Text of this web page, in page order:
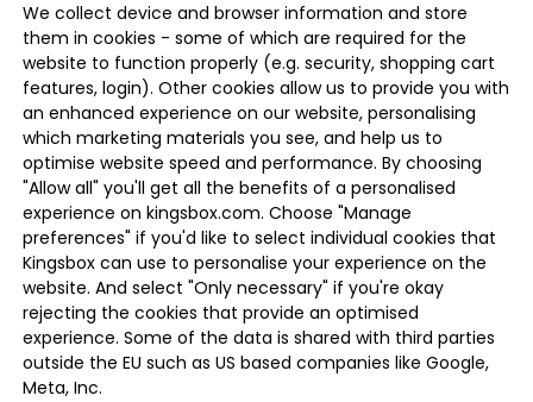
We collect device and browser information and store
them in cookies - some of which are required for the
website to function properly (e.g. security, shopping cart
features, login). Other cookies allow us to provide you with
an enhanced experience on our website, personalising
which marketing materials you see, and help us to
optimise website speed and performance. By choosing
"Allow all" you'll get all the benefits of a personalised
experience on kingsbox.com. Choose "Manage
preferences" if you'd like to select individual cookies that
Kingsbox can use to personalise your experience on the
website. And select "Only necessary" if you're okay
rejecting the cookies that provide an optimised
experience. Some of the data is shared with third parties
outside the EU such as US based companies like Google,
Meta, Inc.